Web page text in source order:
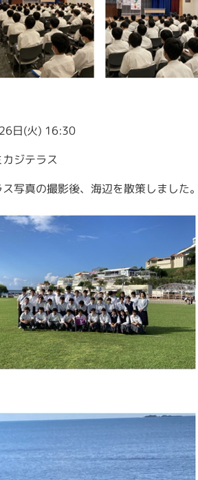
日(火) 16:30
カジテラス
ス写真の撮影後、海辺を散策しました